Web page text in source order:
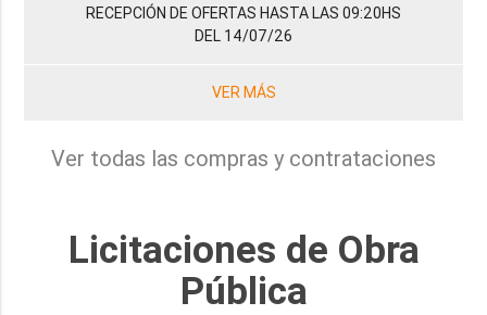
RECEPCIÓN DE OFERTAS HASTA LAS 09:20HS
DEL 14/07/26
VER MÁS
Ver todas las compras y contrataciones
Licitaciones de Obra
Pública